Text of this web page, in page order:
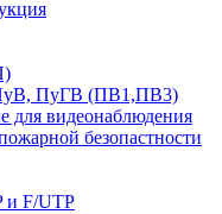
ПуГВ (ПВ1,ПВ3)
для видеонаблюдения
безопастности
и F/UTP